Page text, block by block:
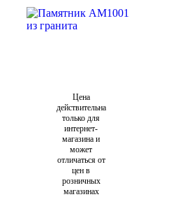
Цена
действительна
только для
интернет-
магазина и
может
отличаться от
цен в
розничных
магазинах